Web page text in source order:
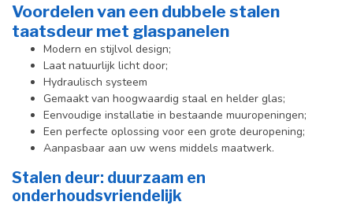
Voordelen van een dubbele stalen
taatsdeur met glaspanelen
Modern en stijlvol design;
Laat natuurlijk licht door;
Hydraulisch systeem
Gemaakt van hoogwaardig staal en helder glas;
Eenvoudige installatie in bestaande muuropeningen;
Een perfecte oplossing voor een grote deuropening;
Aanpasbaar aan uw wens middels maatwerk.
Stalen deur: duurzaam en
onderhoudsvriendelijk